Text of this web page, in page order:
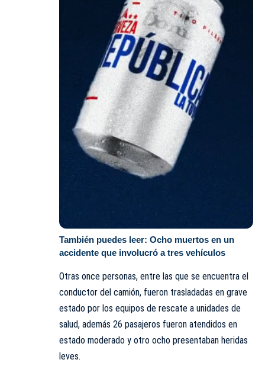
También puedes leer: Ocho muertos en un
accidente que involucró a tres vehículos
Otras once personas, entre las que se encuentra el
conductor del camión, fueron trasladadas en grave
estado por los equipos de rescate a unidades de
salud, además 26 pasajeros fueron atendidos en
estado moderado y otro ocho presentaban heridas
leves.